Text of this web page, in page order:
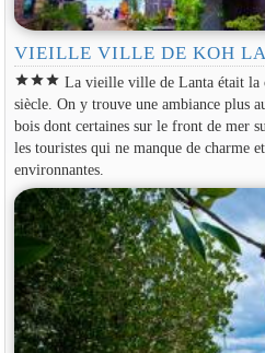
VIEILLE VILLE DE KOH
starstarstar La vieille ville de Lanta était
siècle. On y trouve une ambiance plus
bois dont certaines sur le front de mer
les touristes qui ne manque de charme
environnantes.